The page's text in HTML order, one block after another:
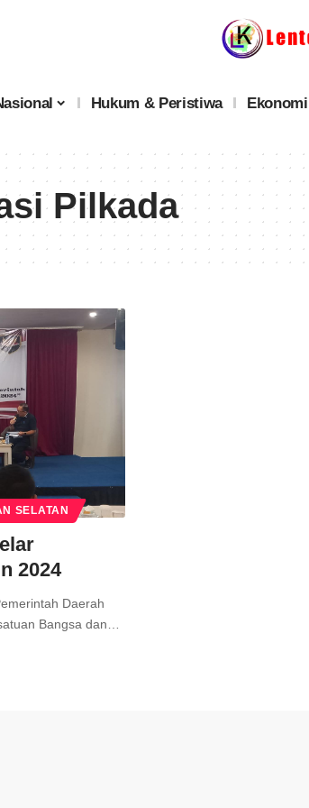
Hukum & Peristiwa Ekonomi
Pilkada
SELATAN
2024
Daerah
Bangsa dan…